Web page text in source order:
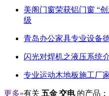
美阁门窗荣获铝门窗 “
级
青岛办公家具专业设备
闪光对焊机之液压系统
专业运动木地板施工厂
更多»有关 五金 交电 的产品：